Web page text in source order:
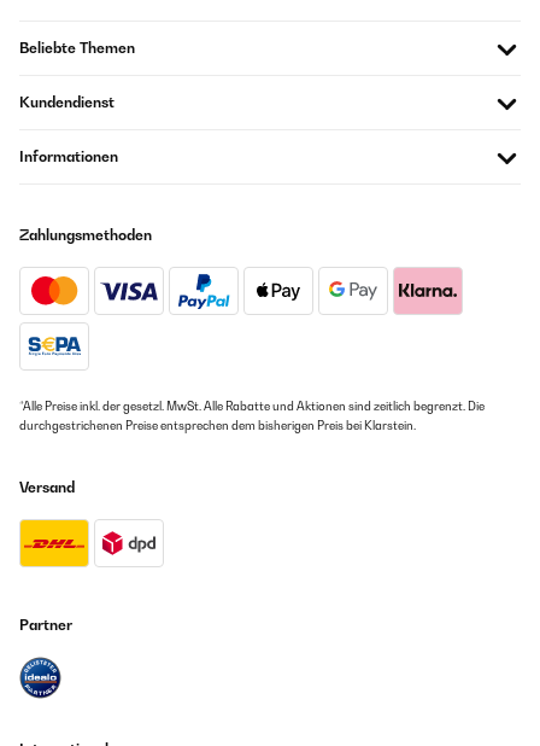
Beliebte Themen
Kundendienst
Informationen
Zahlungsmethoden
*Alle Preise inkl. der gesetzl. MwSt. Alle Rabatte und Aktionen sind zeitlich begrenzt. Die
durchgestrichenen Preise entsprechen dem bisherigen Preis bei Klarstein.
Versand
Partner